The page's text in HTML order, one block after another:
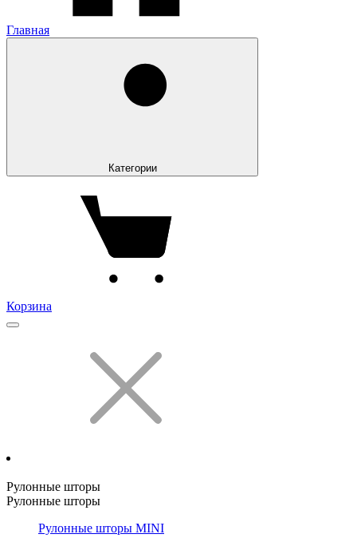
Главная
Категории
Корзина
Рулонные шторы
Рулонные шторы
Рулонные шторы MINI